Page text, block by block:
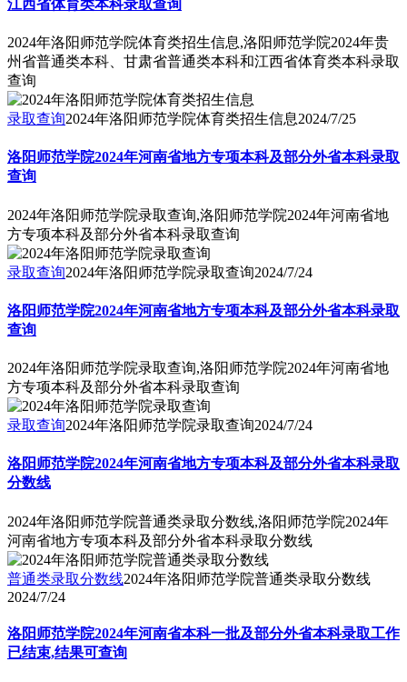
江西省体育类本科录取查询
2024年洛阳师范学院体育类招生信息,洛阳师范学院2024年贵
州省普通类本科、甘肃省普通类本科和江西省体育类本科录取
查询
录取查询2024年洛阳师范学院体育类招生信息2024/7/25
洛阳师范学院2024年河南省地方专项本科及部分外省本科录取
查询
2024年洛阳师范学院录取查询,洛阳师范学院2024年河南省地
方专项本科及部分外省本科录取查询
录取查询2024年洛阳师范学院录取查询2024/7/24
洛阳师范学院2024年河南省地方专项本科及部分外省本科录取
查询
2024年洛阳师范学院录取查询,洛阳师范学院2024年河南省地
方专项本科及部分外省本科录取查询
录取查询2024年洛阳师范学院录取查询2024/7/24
洛阳师范学院2024年河南省地方专项本科及部分外省本科录取
分数线
2024年洛阳师范学院普通类录取分数线,洛阳师范学院2024年
河南省地方专项本科及部分外省本科录取分数线
普通类录取分数线2024年洛阳师范学院普通类录取分数线
2024/7/24
洛阳师范学院2024年河南省本科一批及部分外省本科录取工作
已结束,结果可查询